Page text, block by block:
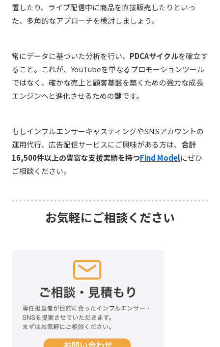
置したり、ライブ配信中に商品を直接販売したりといっ
た、多角的なアプローチを検討しましょう。
常にデータに基づいた分析を行い、 PDCAサイクルを確立す
ること。これが、YouTubeを単なるプロモーションツール
ではなく、確かな売上と顧客基盤を築くための強力な成長
エンジンへと進化させるための鍵です。
もしインフルエンサーキャスティングやSNSアカウントの
運用代行、広告配信サービスにご興味がある方は、 合計
16,500件以上の豊富な支援実績を持つFind Modelにぜひ
ご相談ください。
お気軽にご相談ください